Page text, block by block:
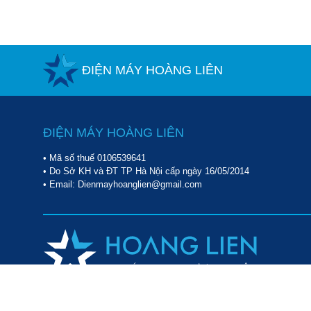
ĐIỆN MÁY HOÀNG LIÊN
ĐIỆN MÁY HOÀNG LIÊN
• Mã số thuế 0106539641
• Do Sở KH và ĐT TP Hà Nội cấp ngày 16/05/2014
• Email: Dienmayhoanglien@gmail.com